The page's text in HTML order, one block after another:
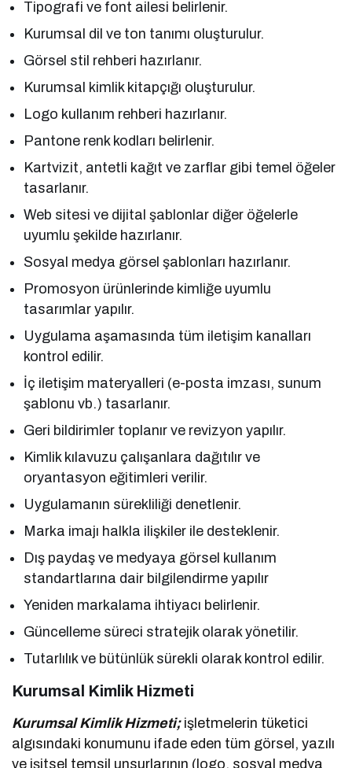
Tipografi ve font ailesi belirlenir.
Kurumsal dil ve ton tanımı oluşturulur.
Görsel stil rehberi hazırlanır.
Kurumsal kimlik kitapçığı oluşturulur.
Logo kullanım rehberi hazırlanır.
Pantone renk kodları belirlenir.
Kartvizit, antetli kağıt ve zarflar gibi temel öğeler
tasarlanır.
Web sitesi ve dijital şablonlar diğer öğelerle
uyumlu şekilde hazırlanır.
Sosyal medya görsel şablonları hazırlanır.
Promosyon ürünlerinde kimliğe uyumlu
tasarımlar yapılır.
Uygulama aşamasında tüm iletişim kanalları
kontrol edilir.
İç iletişim materyalleri (e-posta imzası, sunum
şablonu vb.) tasarlanır.
Geri bildirimler toplanır ve revizyon yapılır.
Kimlik kılavuzu çalışanlara dağıtılır ve
oryantasyon eğitimleri verilir.
Uygulamanın sürekliliği denetlenir.
Marka imajı halkla ilişkiler ile desteklenir.
Dış paydaş ve medyaya görsel kullanım
standartlarına dair bilgilendirme yapılır
Yeniden markalama ihtiyacı belirlenir.
Güncelleme süreci stratejik olarak yönetilir.
Tutarlılık ve bütünlük sürekli olarak kontrol edilir.
Kurumsal Kimlik Hizmeti
Kurumsal Kimlik Hizmeti; işletmelerin tüketici
algısındaki konumunu ifade eden tüm görsel, yazılı
ve işitsel temsil unsurlarının (logo, sosyal medya